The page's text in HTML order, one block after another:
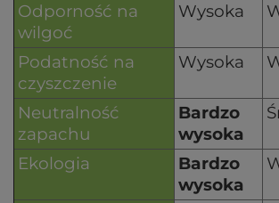
Odporność na
wilgoć
Wysoka
Podatność na
czyszczenie
Wysoka
Neutralność
zapachu
Bardzo
wysoka
Ekologia
Bardzo
wysoka